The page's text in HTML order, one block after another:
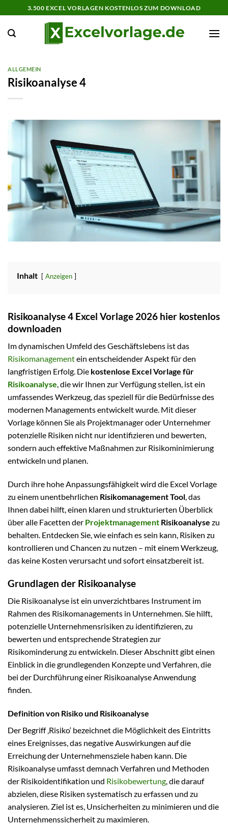
Inhalt
springen
3.500 EXCEL VORLAGEN KOSTENLOS ZUM DOWNLOAD
ALLGEMEIN
Risikoanalyse 4
Inhalt Anzeigen
Risikoanalyse 4 Excel Vorlage 2026 hier kostenlos
downloaden
Im dynamischen Umfeld des Geschäftslebens ist das
Risikomanagementein entscheidender Aspekt für den
langfristigen Erfolg. Die kostenlose Excel Vorlage für
Risikoanalyse, die wir Ihnen zur Verfügung stellen, ist ein
umfassendes Werkzeug, das speziell für die Bedürfnisse des
modernen Managements entwickelt wurde. Mit dieser
Vorlage können Sie als Projektmanager oder Unternehmer
potenzielle Risiken nicht nur identifizieren und bewerten,
sondern auch effektive Maßnahmen zur Risikominimierung
entwickeln und planen.
Durch ihre hohe Anpassungsfähigkeit wird die Excel Vorlage
zu einem unentbehrlichen Risikomanagement Tool, das
Ihnen dabei hilft, einen klaren und strukturierten Überblick
über alle Facetten der Projektmanagement Risikoanalyse zu
behalten. Entdecken Sie, wie einfach es sein kann, Risiken zu
kontrollieren und Chancen zu nutzen – mit einem Werkzeug,
das keine Kosten verursacht und sofort einsatzbereit ist.
Grundlagen der Risikoanalyse
Die Risikoanalyse ist ein unverzichtbares Instrument im
Rahmen des Risikomanagements in Unternehmen. Sie hilft,
potenzielle Unternehmensrisiken zu identifizieren, zu
bewerten und entsprechende Strategien zur
Risikominderung zu entwickeln. Dieser Abschnitt gibt einen
Einblick in die grundlegenden Konzepte und Verfahren, die
bei der Durchführung einer Risikoanalyse Anwendung
finden.
Definition von Risiko und Risikoanalyse
Der Begriff ‚Risiko‘ bezeichnet die Möglichkeit des Eintritts
eines Ereignisses, das negative Auswirkungen auf die
Erreichung der Unternehmensziele haben kann. Die
Risikoanalyse umfasst demnach Verfahren und Methoden
der Risikoidentifikation und Risikobewertung, die darauf
abzielen, diese Risiken systematisch zu erfassen und zu
analysieren. Ziel ist es, Unsicherheiten zu minimieren und die
Unternehmenssicherheit zu maximieren.